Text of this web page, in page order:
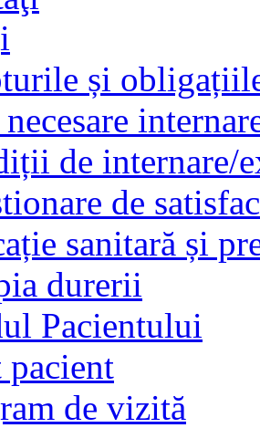
și
de internare/
de
sanitară și
durerii
Pacientului
pacient
de vizită